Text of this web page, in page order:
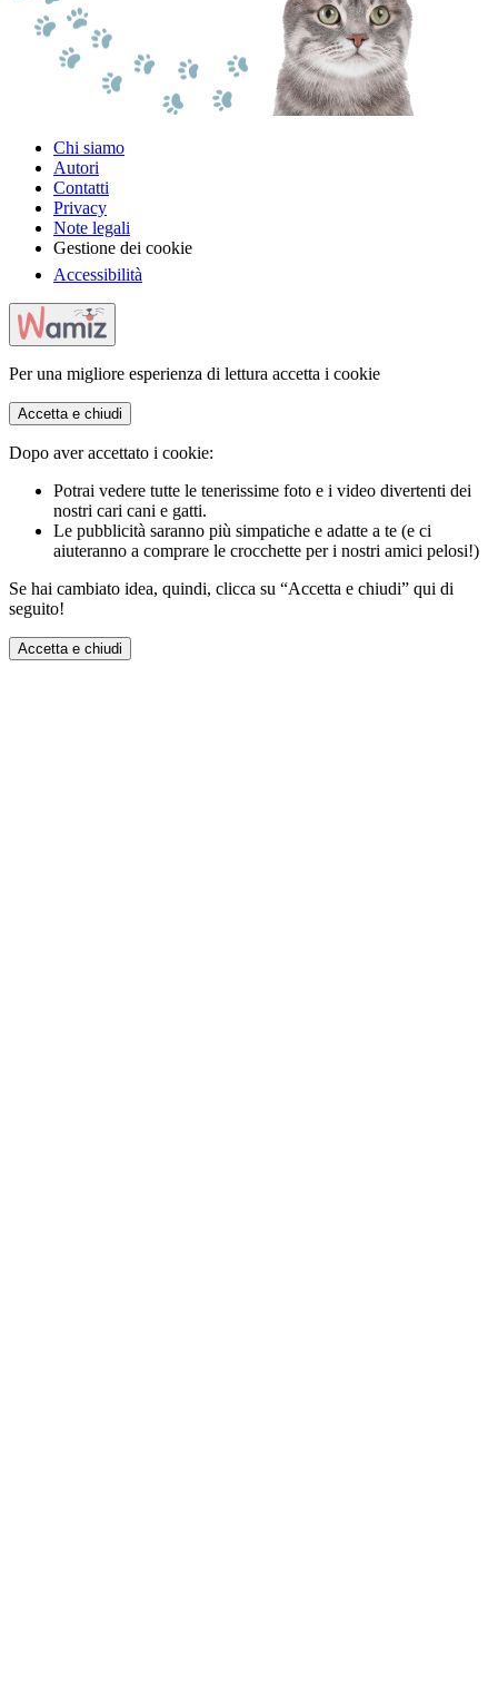
Chi siamo
Autori
Contatti
Privacy
Note legali
Gestione dei cookie
Accessibilità
Per una migliore esperienza di lettura accetta i cookie
Accetta e chiudi
Dopo aver accettato i cookie:
Potrai vedere tutte le tenerissime foto e i video divertenti dei
nostri cari cani e gatti.
Le pubblicità saranno più simpatiche e adatte a te (e ci
aiuteranno a comprare le crocchette per i nostri amici pelosi!)
Se hai cambiato idea, quindi, clicca su “Accetta e chiudi” qui di
seguito!
Accetta e chiudi